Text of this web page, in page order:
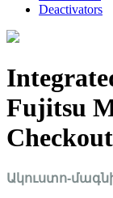
Deactivators
Fujitsu
Checkout
Ակուստո-